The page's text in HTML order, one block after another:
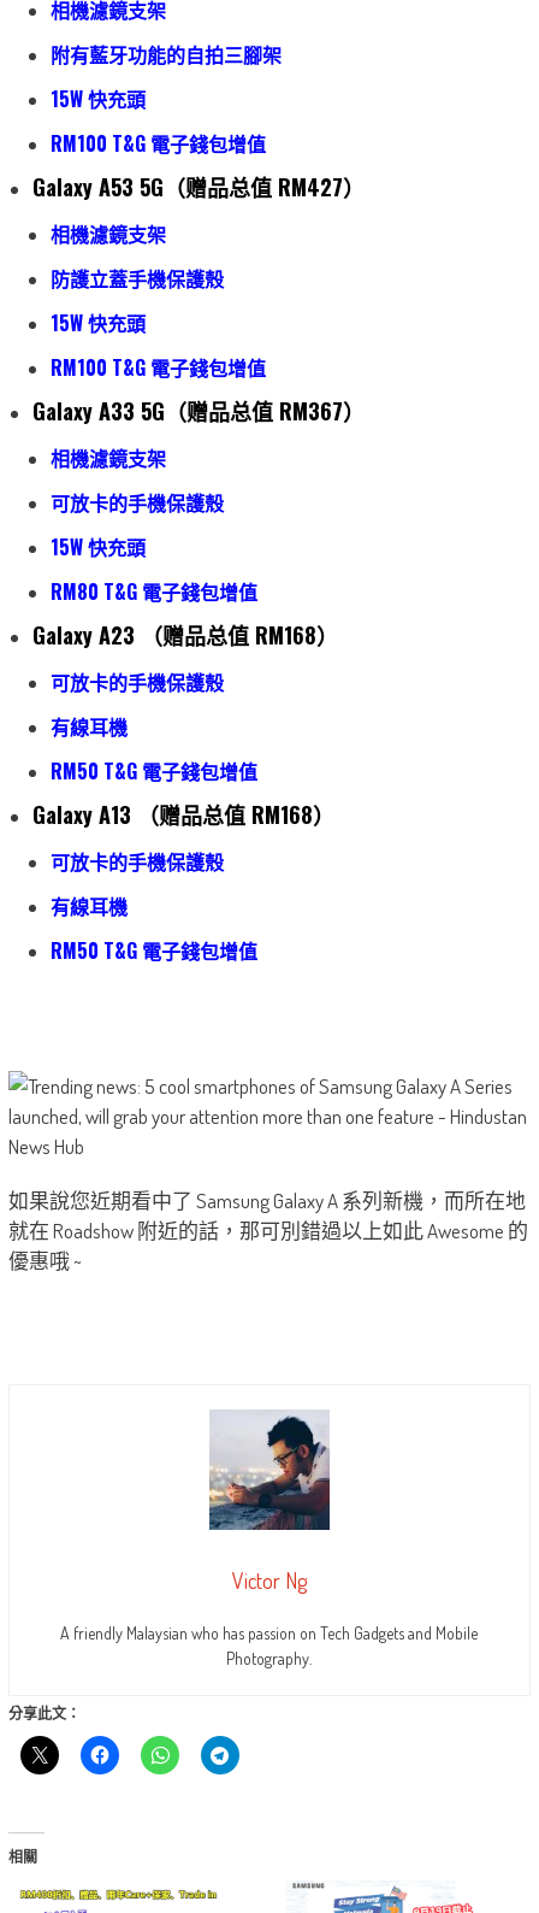
相機濾鏡支架
附有藍牙功能的自拍三腳架
15W 快充頭
RM100 T&G 電子錢包增值
Galaxy A53 5G（赠品总值 RM427）
相機濾鏡支架
防護立蓋手機保護殼
15W 快充頭
RM100 T&G 電子錢包增值
Galaxy A33 5G（赠品总值 RM367）
相機濾鏡支架
可放卡的手機保護殼
15W 快充頭
RM80 T&G 電子錢包增值
Galaxy A23 （赠品总值 RM168）
可放卡的手機保護殼
有線耳機
RM50 T&G 電子錢包增值
Galaxy A13 （赠品总值 RM168）
可放卡的手機保護殼
有線耳機
RM50 T&G 電子錢包增值
如果說您近期看中了 Samsung Galaxy A 系列新機，而所在地
就在 Roadshow 附近的話，那可別錯過以上如此 Awesome 的
優惠哦 ~
Victor Ng
A friendly Malaysian who has passion on Tech Gadgets and Mobile
Photography.
分享此文：
相關